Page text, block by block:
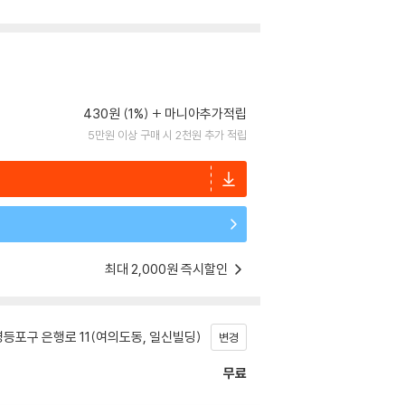
430원 (1%) 마니아추가적립
5만원 이상 구매 시 2천원 추가 적립
최대 2,000원 즉시할인
포구 은행로 11(여의도동, 일신빌딩) 변경
무료